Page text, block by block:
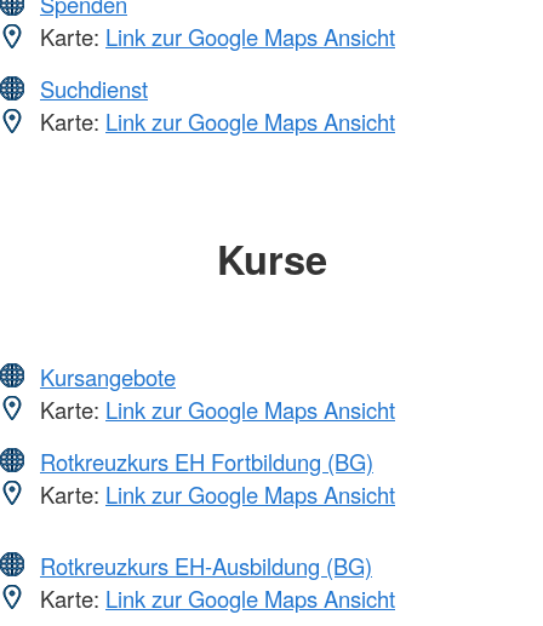
Karte: Link zur Google Maps Ansicht
Suchdienst
Karte: Link zur Google Maps Ansicht
Kurse
Kursangebote
Karte: Link zur Google Maps Ansicht
Rotkreuzkurs EH Fortbildung (BG)
Karte: Link zur Google Maps Ansicht
Rotkreuzkurs EH-Ausbildung (BG)
Karte: Link zur Google Maps Ansicht